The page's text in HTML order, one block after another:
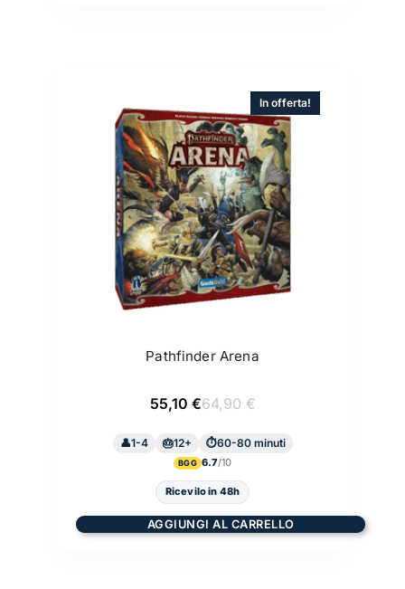
In offerta!
Pathfinder Arena
64,90 €
Il
prezzo
era:
64,90 €.
55,10 €Il
prezzo
è:
55,10 €.
1-4 12+ 60-80 minuti
BGG 6.7
Ricevilo in 48h
AGGIUNGI AL CARRELLO